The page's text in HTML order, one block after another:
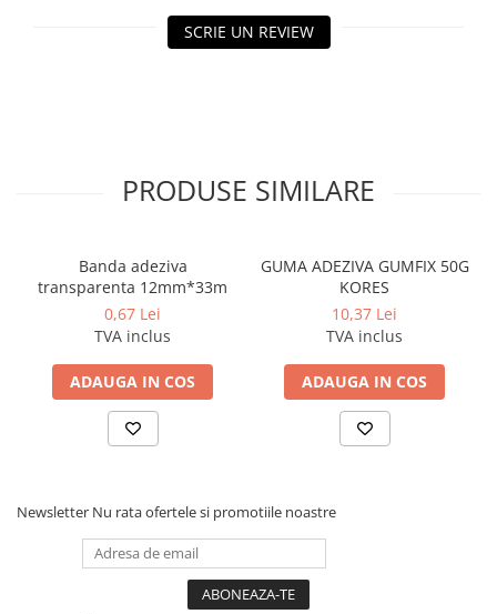
Compas scolar
Sabloane
Truse geometrie
Markere evidentiatoare text
Markere permanente
Markere speciale pentru desen
Produse Craft
Ghiozdane si genti scolare
SCRIE UN REVIEW
PRODUSE SIMILARE
Banda adeziva
transparenta 12mm*33m
0,67 Lei
TVA inclus
ADAUGA IN COS
GUMA ADEZIVA GUMFIX 50G
KORES
10,37 Lei
TVA inclus
ADAUGA IN COS
Newsletter Nu rata ofertele si promotiile noastre